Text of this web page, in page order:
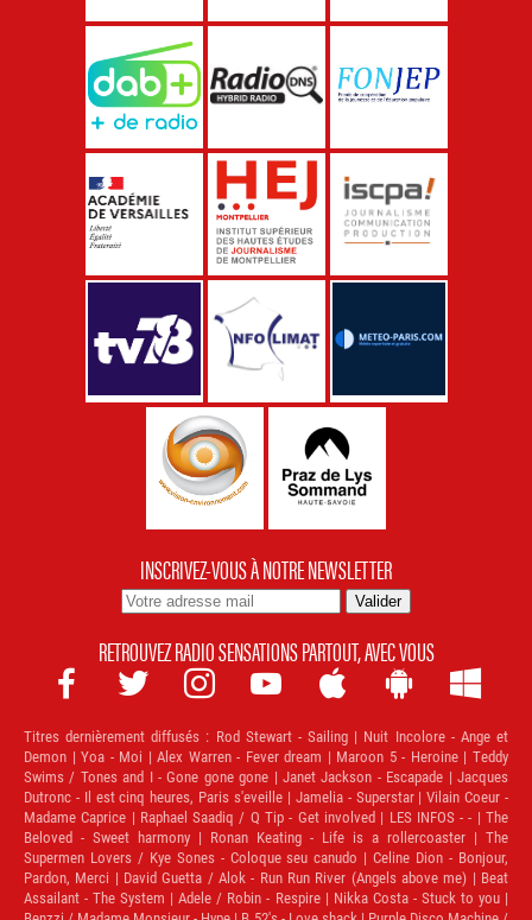
INSCRIVEZ-VOUS À NOTRE NEWSLETTER
RETROUVEZ RADIO SENSATIONS PARTOUT, AVEC VOUS
      
Titres dernièrement diffusés : Rod Stewart - Sailing | Nuit Incolore - Ange et
Demon | Yoa - Moi | Alex Warren - Fever dream | Maroon 5 - Heroine | Teddy
Swims / Tones and I - Gone gone gone | Janet Jackson - Escapade | Jacques
Dutronc - Il est cinq heures, Paris s'eveille | Jamelia - Superstar | Vilain Coeur -
Madame Caprice | Raphael Saadiq / Q Tip - Get involved | LES INFOS - - | The
Beloved - Sweet harmony | Ronan Keating - Life is a rollercoaster | The
Supermen Lovers / Kye Sones - Coloque seu canudo | Celine Dion - Bonjour,
Pardon, Merci | David Guetta / Alok - Run Run River (Angels above me) | Beat
Assailant - The System | Adele / Robin - Respire | Nikka Costa - Stuck to you |